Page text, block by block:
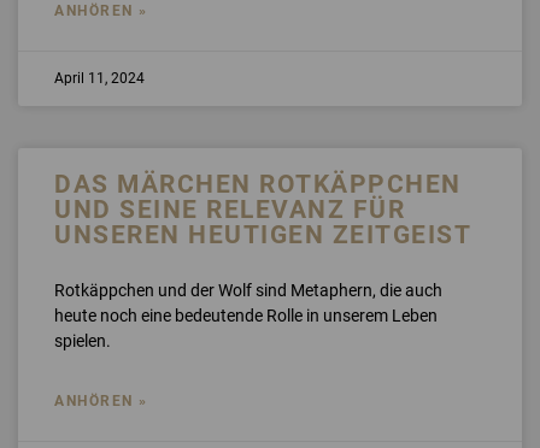
ANHÖREN »
April 11, 2024
DAS MÄRCHEN ROTKÄPPCHEN
UND SEINE RELEVANZ FÜR
UNSEREN HEUTIGEN ZEITGEIST
Rotkäppchen und der Wolf sind Metaphern, die auch
heute noch eine bedeutende Rolle in unserem Leben
spielen.
ANHÖREN »